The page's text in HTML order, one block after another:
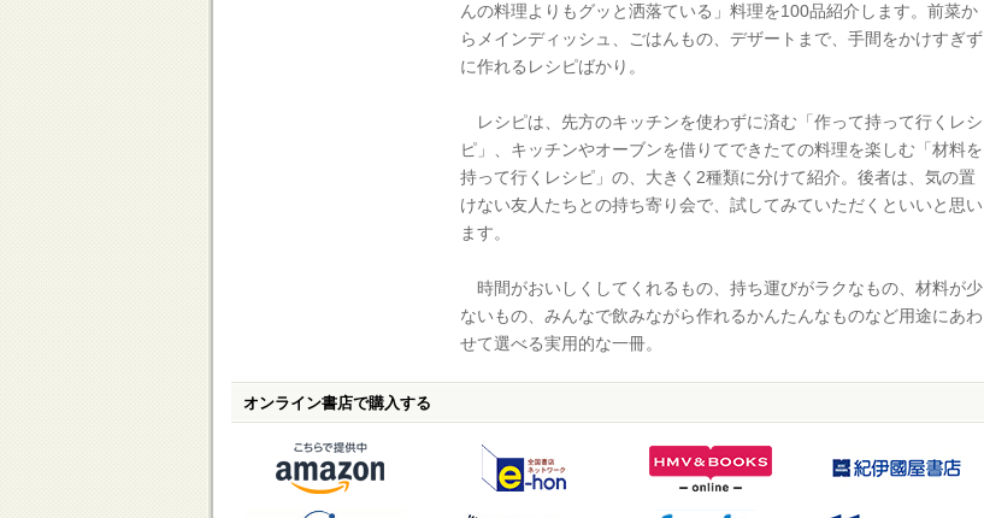
んの料理よりもグッと洒落ている」料理を100品紹介します。前菜か
らメインディッシュ、ごはんもの、デザートまで、手間をかけすぎず
に作れるレシピばかり。
レシピは、先方のキッチンを使わずに済む「作って持って行くレシ
ピ」、キッチンやオーブンを借りてできたての料理を楽しむ「材料を
持って行くレシピ」の、大きく2種類に分けて紹介。後者は、気の置
けない友人たちとの持ち寄り会で、試してみていただくといいと思い
ます。
時間がおいしくしてくれるもの、持ち運びがラクなもの、材料が少
ないもの、みんなで飲みながら作れるかんたんなものなど用途にあわ
せて選べる実用的な一冊。
オンライン書店で購入する